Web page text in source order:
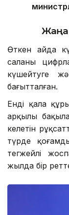
Жаңа
Өткен айда
саланы
күшейтуге
бағытталған.
Енді қала
арқылы
келетін
түрде
тегжейлі
жылда бір